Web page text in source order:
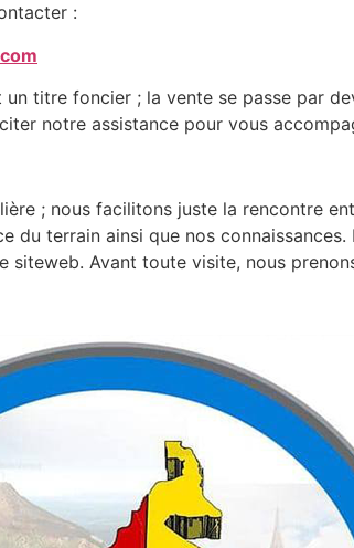
:
un titre foncier ; la vente se passe par
notre assistance pour vous
; nous facilitons juste la rencontre
du terrain ainsi que nos
siteweb. Avant toute visite, nous